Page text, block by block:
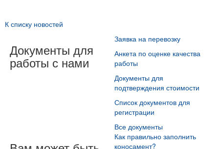
К списку новостей
Документы для
работы с нами
Заявка на перевозку
Анкета по оценке качества
работы
Документы для
подтверждения стоимости
Список документов для
регистрации
Все документы
Как правильно заполнить
коносамент?